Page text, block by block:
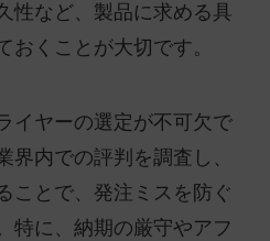
性など、製品に求める具
おくことが大切です。
イヤーの選定が不可欠で
界内での評判を調査し、
ことで、発注ミスを防ぐ
特に、納期の厳守やアフ